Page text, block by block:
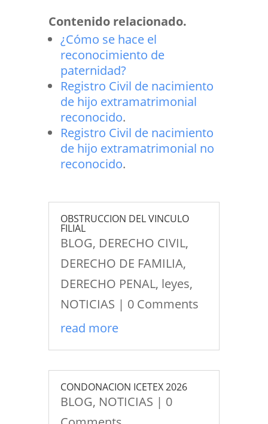
Contenido relacionado.
¿Cómo se hace el
reconocimiento de
paternidad?
Registro Civil de nacimiento
de hijo extramatrimonial
reconocido.
Registro Civil de nacimiento
de hijo extramatrimonial no
reconocido.
OBSTRUCCION DEL VINCULO
FILIAL
BLOG, DERECHO CIVIL,
DERECHO DE FAMILIA,
DERECHO PENAL, leyes,
NOTICIAS | 0 Comments
read more
CONDONACION ICETEX 2026
BLOG, NOTICIAS | 0